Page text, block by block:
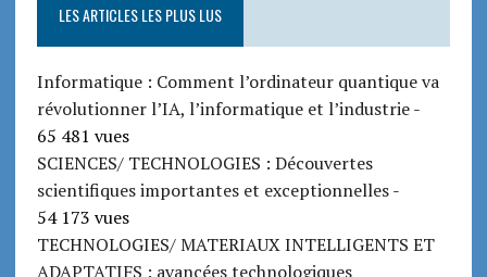
LES ARTICLES LES PLUS LUS
Informatique : Comment l’ordinateur quantique va
révolutionner l’IA, l’informatique et l’industrie-
65 481 vues
SCIENCES/ TECHNOLOGIES : Découvertes
scientifiques importantes et exceptionnelles-
54 173 vues
TECHNOLOGIES/ MATERIAUX INTELLIGENTS ET
ADAPTATIFS : avancées technologiques